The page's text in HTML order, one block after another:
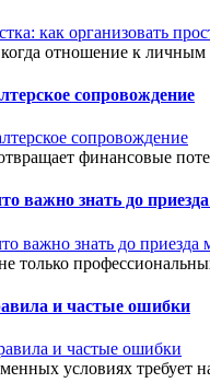
отношение к личным
сопровождение
финансовые
важно знать до
только
и частые ошибки
условиях требует